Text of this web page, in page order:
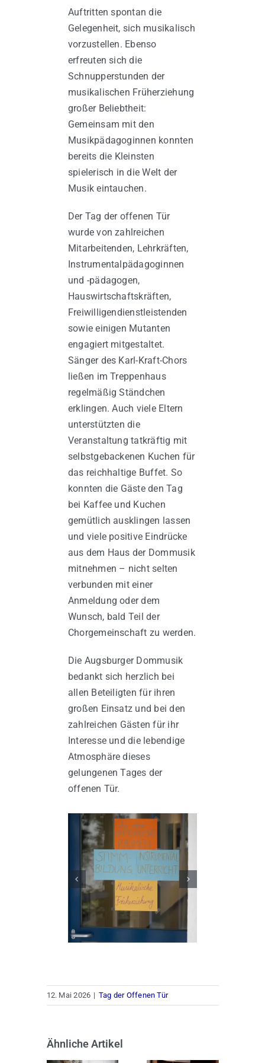
Auftritten spontan die
Gelegenheit, sich musikalisch
vorzustellen. Ebenso
erfreuten sich die
Schnupperstunden der
musikalischen Früherziehung
großer Beliebtheit:
Gemeinsam mit den
Musikpädagoginnen konnten
bereits die Kleinsten
spielerisch in die Welt der
Musik eintauchen.
Der Tag der offenen Tür
wurde von zahlreichen
Mitarbeitenden, Lehrkräften,
Instrumentalpädagoginnen
und -pädagogen,
Hauswirtschaftskräften,
Freiwilligendienstleistenden
sowie einigen Mutanten
engagiert mitgestaltet.
Sänger des Karl-Kraft-Chors
ließen im Treppenhaus
regelmäßig Ständchen
erklingen. Auch viele Eltern
unterstützten die
Veranstaltung tatkräftig mit
selbstgebackenen Kuchen für
das reichhaltige Buffet. So
konnten die Gäste den Tag
bei Kaffee und Kuchen
gemütlich ausklingen lassen
und viele positive Eindrücke
aus dem Haus der Dommusik
mitnehmen – nicht selten
verbunden mit einer
Anmeldung oder dem
Wunsch, bald Teil der
Chorgemeinschaft zu werden.
Die Augsburger Dommusik
bedankt sich herzlich bei
allen Beteiligten für ihren
großen Einsatz und bei den
zahlreichen Gästen für ihr
Interesse und die lebendige
Atmosphäre dieses
gelungenen Tages der
offenen Tür.
12. Mai 2026 | Tag der Offenen Tür
Ähnliche Artikel